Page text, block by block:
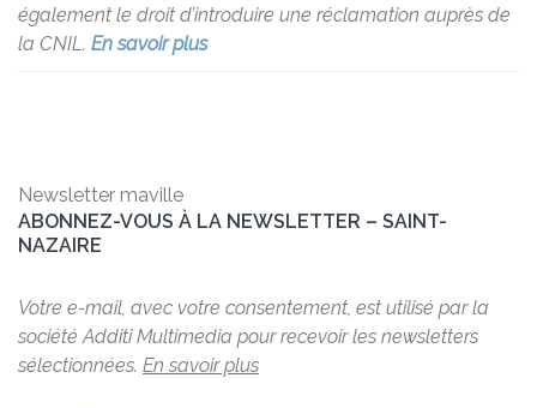
également le droit d’introduire une réclamation auprès de
la CNIL. En savoir plus
Newsletter maville
ABONNEZ-VOUS À LA NEWSLETTER – SAINT-
NAZAIRE
Votre e-mail, avec votre consentement, est utilisé par la
société Additi Multimedia pour recevoir les newsletters
sélectionnées. En savoir plus